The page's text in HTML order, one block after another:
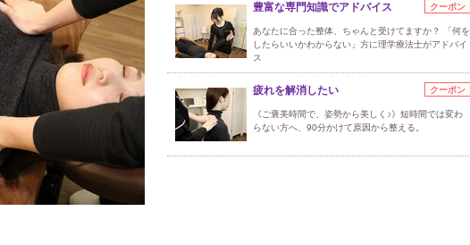
豊富な専門知識でアドバイス クーポン
あなたに合った整体、ちゃんと受けてますか？ 「何を
したらいいかわからない」方に理学療法士がアドバイ
ス
疲れを解消したい クーポン
《ご褒美時間で、姿勢から美しく♪》短時間では変わ
らない方へ、90分かけて原因から整える。